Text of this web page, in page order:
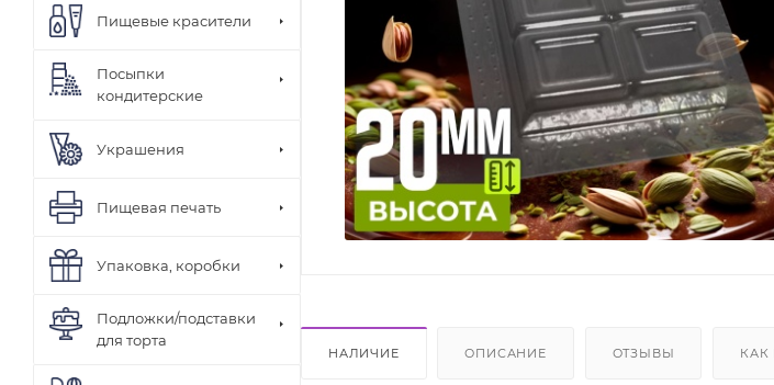
НАЛИЧИЕ ОПИСАНИЕ ОТЗЫВЫ КАК
Пищевые красители
Посыпки
кондитерские
Украшения
Пищевая печать
Упаковка, коробки
Подложки/подставки
для торта